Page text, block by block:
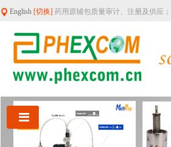
English [切换] 药用原辅包质量审计、注册及供应